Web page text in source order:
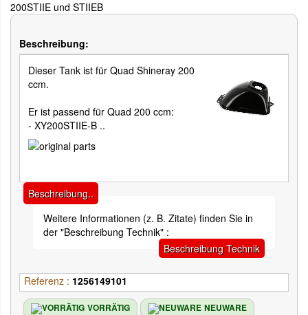
Beschreibung:
Dieser Tank ist für Quad Shineray 200
ccm.
Er ist passend für Quad 200 ccm:
- XY200STIIE-B ..
Beschreibung..
Weitere Informationen (z. B. Zitate) finden Sie in
der "Beschreibung Technik" :
Beschreibung Technik
Referenz : 1256149101
VORRÄTIG NEUWARE